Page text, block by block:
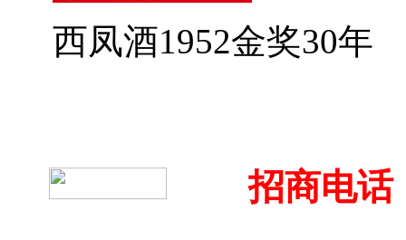
西凤酒1952金奖30年
招商电话